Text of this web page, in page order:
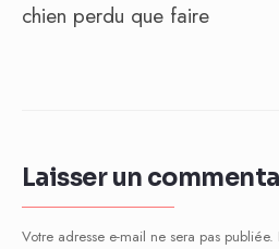
chien perdu que faire
Laisser un
Votre adresse e-mail ne sera pas publiée.